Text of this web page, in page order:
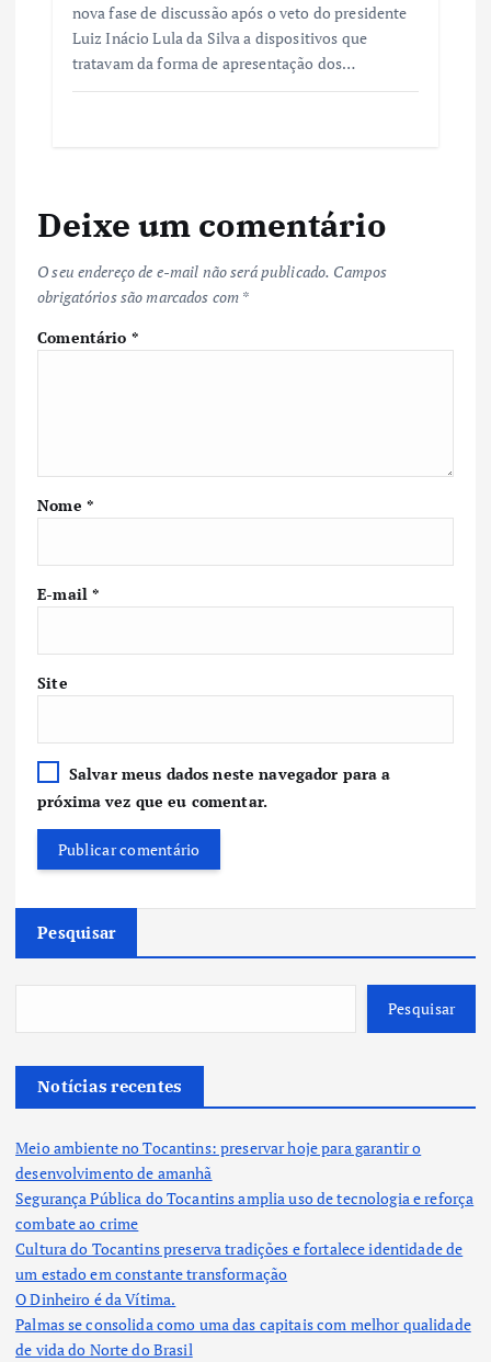
nova fase de discussão após o veto do presidente
Luiz Inácio Lula da Silva a dispositivos que
tratavam da forma de apresentação dos…
Deixe um comentário
O seu endereço de e-mail não será publicado. Campos
obrigatórios são marcados com *
Comentário *
Nome *
E-mail*
Site
Salvar meus dados neste navegador para a
próxima vez que eu comentar.
Pesquisar
Pesquisar
Notícias recentes
Meio ambiente no Tocantins: preservar hoje para garantir o
desenvolvimento de amanhã
Segurança Pública do Tocantins amplia uso de tecnologia e reforça
combate ao crime
Cultura do Tocantins preserva tradições e fortalece identidade de
um estado em constante transformação
O Dinheiro é da Vítima.
Palmas se consolida como uma das capitais com melhor qualidade
de vida do Norte do Brasil